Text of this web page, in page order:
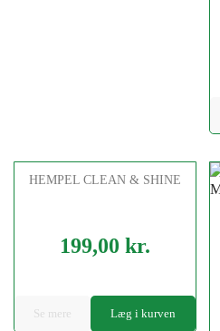
HEMPEL CLEAN & SHINE
199,00 kr.
Se mere Læg i kurven